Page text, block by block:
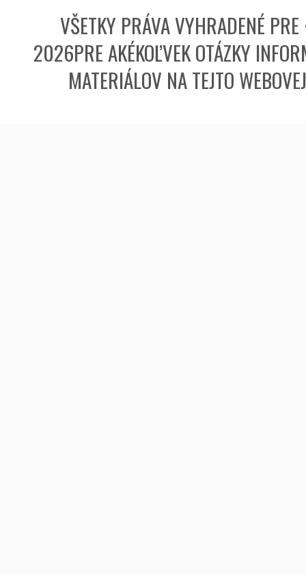
VŠETKY PRÁVA VYHRADENÉ
2026PRE AKÉKOĽVEK OTÁZKY
MATERIÁLOV NA TEJTO